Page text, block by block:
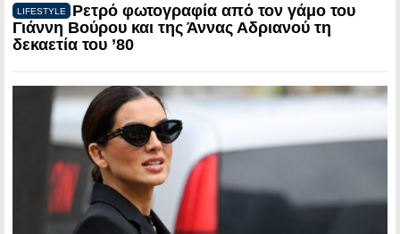
LIFESTYLE
Ρετρό φωτογραφία από τον γάμο του
Γιάννη Βούρου και της Άννας Αδριανού τη
δεκαετία του ’80